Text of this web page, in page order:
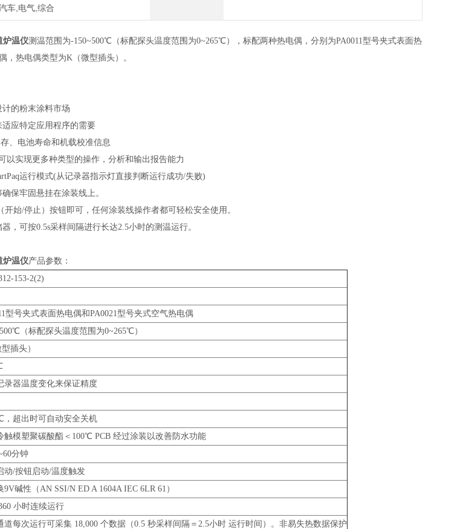
车,电气,综合
炉温仪测温范围为-150~500℃（标配探头温度范围为0~265℃），标配两种热电偶，分别为PA0011型号夹式表面热
，热电偶类型为K（微型插头）。
的粉末涂料市场
应特定应用程序的需要
、电池寿命和机载校准信息
以实现更多种类型的操作，分析和输出报告能力
运行模式(从记录器指示灯直接判断运行成功/失败)
保牢固悬挂在涂装线上。
始/停止）按钮即可，任何涂装线操作者都可轻松安全使用。
，可按0.5s采样间隔进行长达2.5小时的测温运行。
炉温仪产品参数：
153-2(2)
型号夹式表面热电偶和PA0021型号夹式空气热电偶
（标配探头温度范围为0~265℃）
插头）
录器温度变化来保证精度
，超出时可自动安全关机
触模塑聚碳酸酯＜100℃ PCB 经过涂装以改善防水功能
分钟
动/按钮启动/温度触发
9V碱性（AN SSI/N ED A 1604A IEC 6LR 61）
小时连续运行
道每次运行可采集 18,000 个数据（0.5 秒采样间隔＝2.5小时 运行时间）。非易失热数据保护